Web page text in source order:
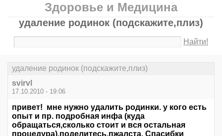
Здоровье и Медицина
удаление родинок (подскажите,плиз)
Найти!
удаление родинок (подскажите,плиз)
svirvl
17.10.2010 - 19:06
привет! мне нужно удалить родинки. у кого есть
опыт и пр. подробная инфа (куда
обращаться,сколько стоит и вся остальная
процедура),поделитесь,пжалста. Спасибки